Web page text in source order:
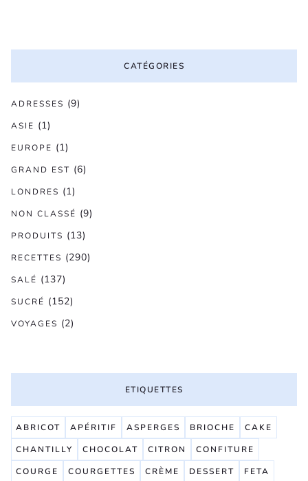
CATÉGORIES
ADRESSES (9)
ASIE (1)
EUROPE (1)
GRAND EST (6)
LONDRES (1)
NON CLASSÉ (9)
PRODUITS (13)
RECETTES (290)
SALÉ (137)
SUCRÉ (152)
VOYAGES (2)
ETIQUETTES
ABRICOT APÉRITIF ASPERGES BRIOCHE
CAKE
CHANTILLY
CHOCOLAT CITRON
CONFITURE
COURGE
COURGETTES CRÈME DESSERT
FETA